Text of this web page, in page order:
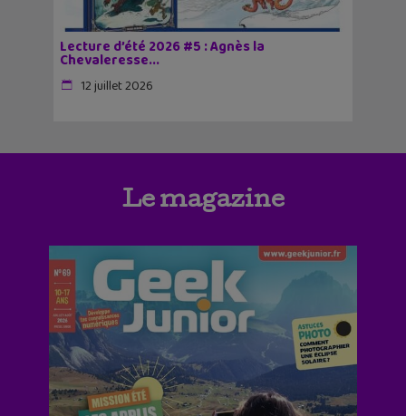
Lecture d’été 2026 #5 : Agnès la
Chevaleresse...
12 juillet 2026
Le magazine